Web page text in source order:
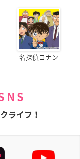
名探偵コナン
ライフ！